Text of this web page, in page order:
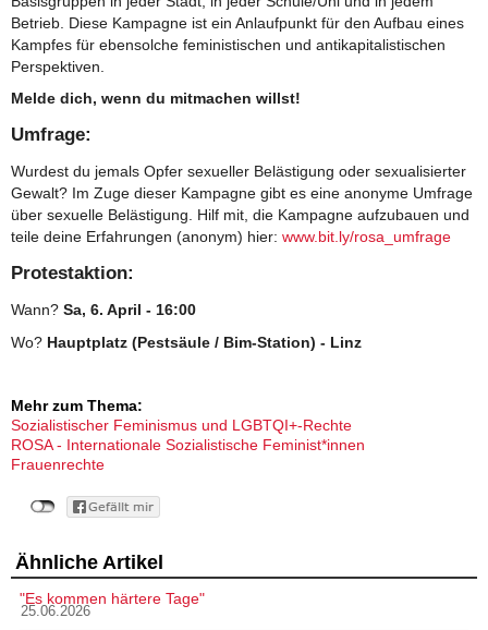
Betrieb. Diese Kampagne ist ein Anlaufpunkt für den Aufbau eines
Kampfes für ebensolche feministischen und antikapitalistischen
Perspektiven.
Melde dich, wenn du mitmachen willst!
Umfrage:
Wurdest du jemals Opfer sexueller Belästigung oder sexualisierter
Gewalt? Im Zuge dieser Kampagne gibt es eine anonyme Umfrage
über sexuelle Belästigung. Hilf mit, die Kampagne aufzubauen und
teile deine Erfahrungen (anonym) hier: www.bit.ly/rosa_umfrage
Protestaktion:
Wann? Sa, 6. April - 16:00
Wo? Hauptplatz (Pestsäule / Bim-Station) - Linz
Mehr zum Thema:
Sozialistischer Feminismus und LGBTQI+-Rechte
ROSA - Internationale Sozialistische Feminist*innen
Frauenrechte
Ähnliche Artikel
"Es kommen härtere Tage"
25.06.2026